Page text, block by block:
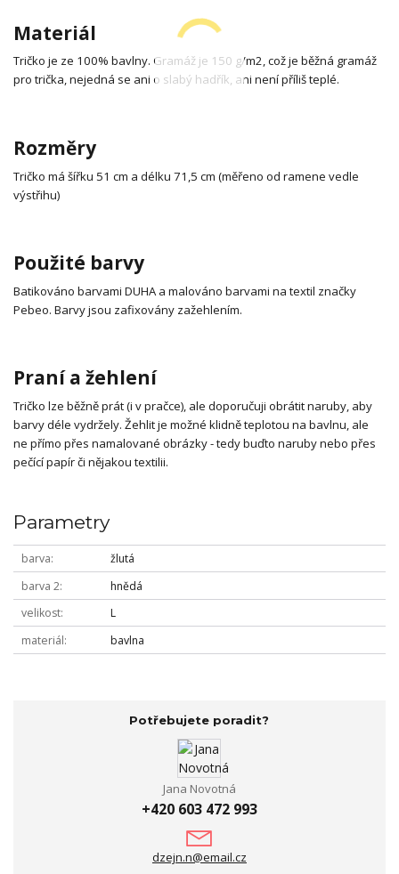
Materiál
Tričko je ze 100% bavlny. Gramáž je 150 g/m2, což je běžná gramáž
pro trička, nejedná se ani o slabý hadřík, ani není příliš teplé.
Rozměry
Tričko má šířku 51 cm a délku 71,5 cm (měřeno od ramene vedle
výstřihu)
Použité barvy
Batikováno barvami DUHA a malováno barvami na textil značky
Pebeo. Barvy jsou zafixovány zažehlením.
Praní a žehlení
Tričko lze běžně prát (i v pračce), ale doporučuji obrátit naruby, aby
barvy déle vydržely. Žehlit je možné klidně teplotou na bavlnu, ale
ne přímo přes namalované obrázky - tedy buďto naruby nebo přes
pečící papír či nějakou textilii.
Parametry
barva
žlutá
barva 2
hnědá
velikost
L
materiál
bavlna
Potřebujete poradit?
Jana Novotná
+420 603 472 993
dzejn.n@email.cz